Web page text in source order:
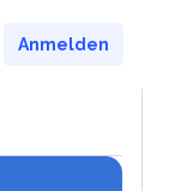
Anmelden